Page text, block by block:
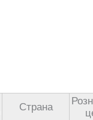
Страна